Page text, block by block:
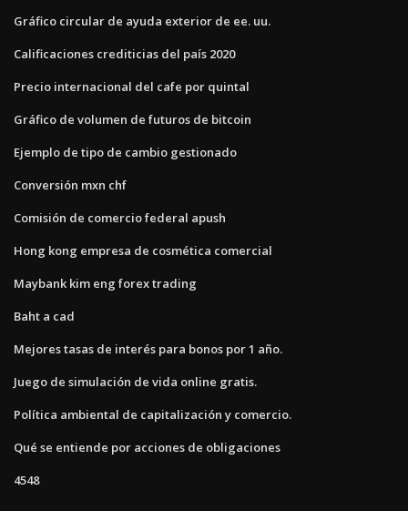
Gráfico circular de ayuda exterior de ee. uu.
Calificaciones crediticias del país 2020
Precio internacional del cafe por quintal
Gráfico de volumen de futuros de bitcoin
Ejemplo de tipo de cambio gestionado
Conversión mxn chf
Comisión de comercio federal apush
Hong kong empresa de cosmética comercial
Maybank kim eng forex trading
Baht a cad
Mejores tasas de interés para bonos por 1 año.
Juego de simulación de vida online gratis.
Política ambiental de capitalización y comercio.
Qué se entiende por acciones de obligaciones
4548